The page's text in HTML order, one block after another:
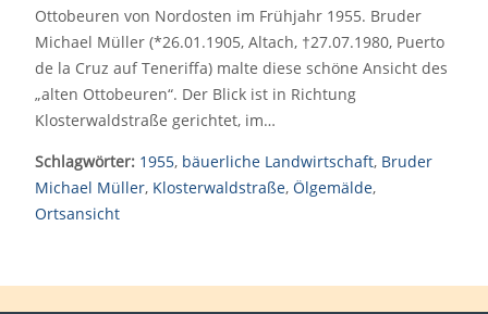
Ottobeuren von Nordosten im Frühjahr 1955. Bruder
Michael Müller (*26.01.1905, Altach, †27.07.1980, Puerto
de la Cruz auf Teneriffa) malte diese schöne Ansicht des
„alten Ottobeuren“. Der Blick ist in Richtung
Klosterwaldstraße gerichtet, im…
Schlagwörter: 1955, bäuerliche Landwirtschaft, Bruder
Michael Müller, Klosterwaldstraße, Ölgemälde,
Ortsansicht